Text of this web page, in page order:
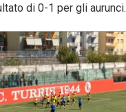
di 0-1 per gli aurunci.